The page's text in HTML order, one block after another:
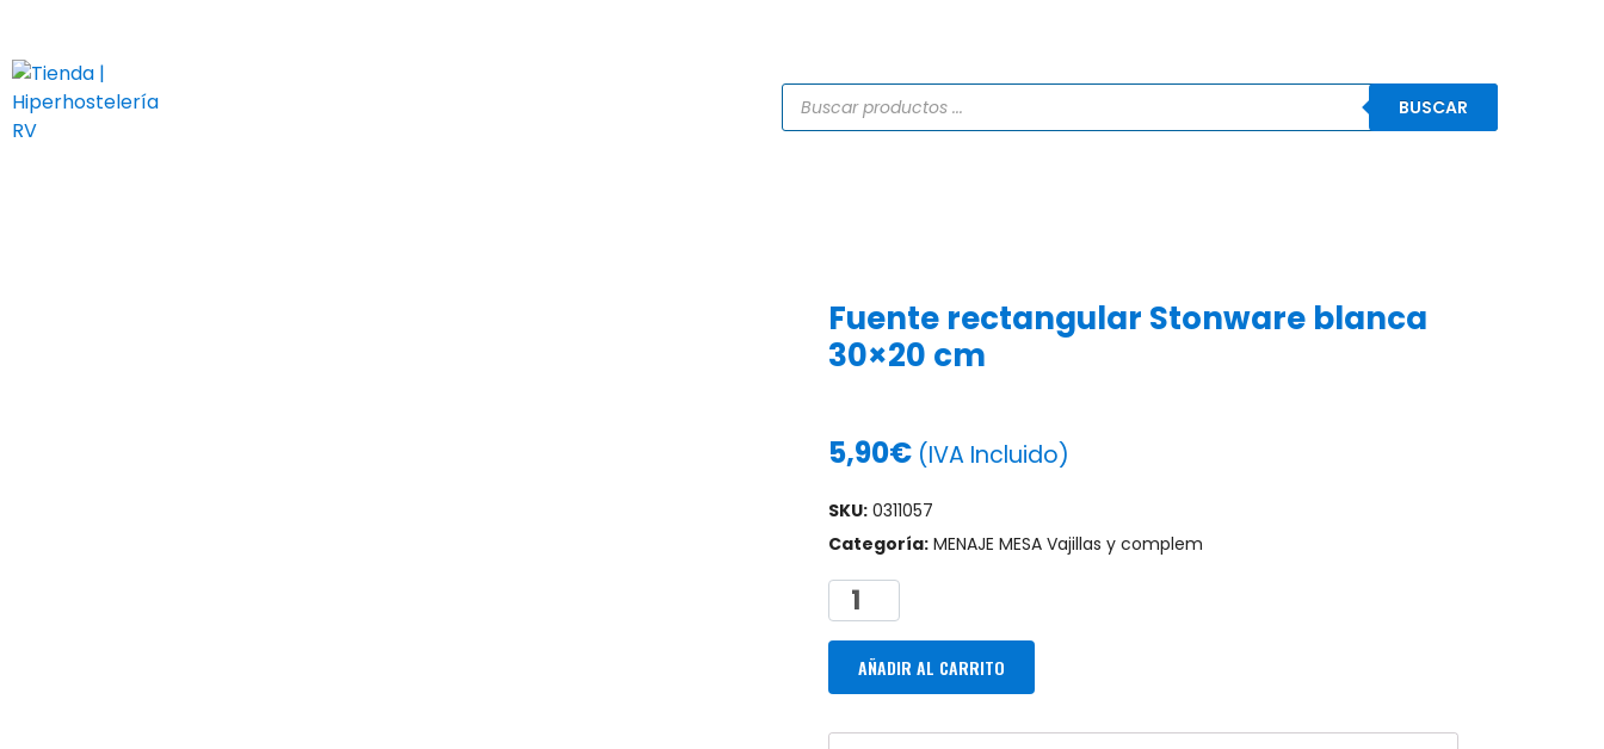
BUSCAR
Fuente rectangular Stonware blanca
30×20 cm
5,90€ (IVA Incluido)
SKU: 0311057
Categoría: MENAJE MESA Vajillas y complem
AÑADIR AL CARRITO